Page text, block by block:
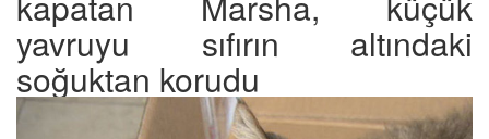
yavruyu sıfırın altındaki
soğuktan korudu